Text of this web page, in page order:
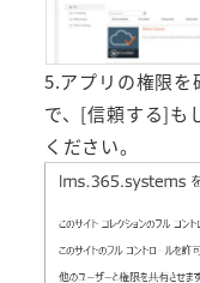
5.アプリの権限を
で、[信頼する]も
ください。